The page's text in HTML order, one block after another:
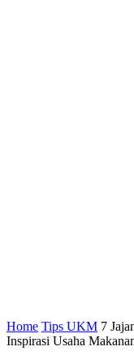
Home Tips UKM 7
Inspirasi Usaha